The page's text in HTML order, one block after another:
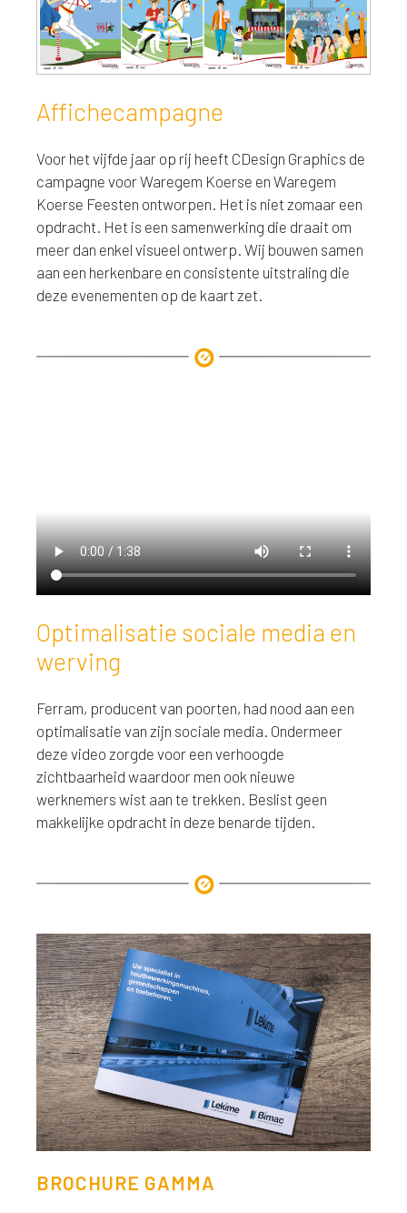
Affichecampagne
Voor het vijfde jaar op rij heeft CDesign Graphics de
campagne voor Waregem Koerse en Waregem
Koerse Feesten ontworpen. Het is niet zomaar een
opdracht. Het is een samenwerking die draait om
meer dan enkel visueel ontwerp. Wij bouwen samen
aan een herkenbare en consistente uitstraling die
deze evenementen op de kaart zet.
Optimalisatie sociale media en
werving
Ferram, producent van poorten, had nood aan een
optimalisatie van zijn sociale media. Ondermeer
deze video zorgde voor een verhoogde
zichtbaarheid waardoor men ook nieuwe
werknemers wist aan te trekken. Beslist geen
makkelijke opdracht in deze benarde tijden.
>>
BROCHURE GAMMA